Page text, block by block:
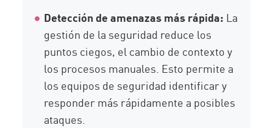
Detección de amenazas más rápida: La
gestión de la seguridad reduce los
puntos ciegos, el cambio de contexto y
los procesos manuales. Esto permite a
los equipos de seguridad identificar y
responder más rápidamente a posibles
ataques.